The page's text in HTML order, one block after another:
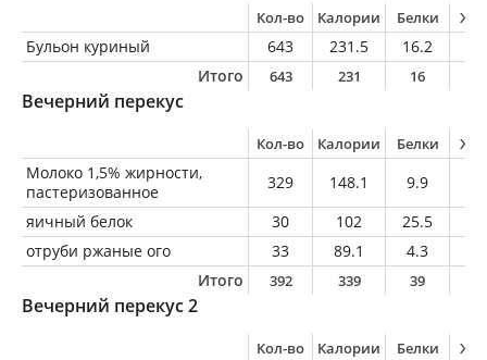
Кол-во Калории Белки
Бульон куриный 643 231.5 16.2
Итого
643 231 16
Вечерний перекус
Кол-во Калории Белки
Молоко 1,5% жирности,
пастеризованное
329 148.1 9.9
яичный белок
30 102 25.5
отруби ржаные ого
33 89.1 4.3
Итого
392 339 39
Вечерний перекус 2
Кол-во Калории Белки